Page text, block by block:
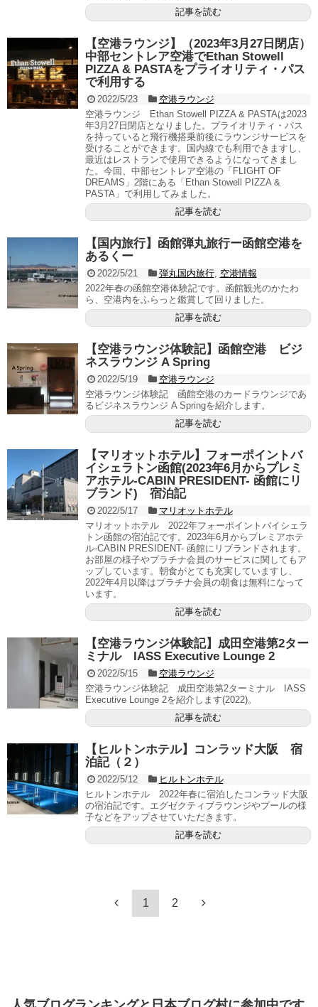
記事を読む
【空港ラウンジ】（2023年3月27日閉店）
中部セントレア空港でEthan Stowell
PIZZA & PASTAをプライオリティ・パス
で利用する
2022/5/23
空港ラウンジ
空港ラウンジ Ethan Stowell PIZZA & PASTAは2023
年3月27日閉店となりました。プライオリティ・パス
を持っていると飛行機搭乗前後にラウンジサービスを
受けることができます。国内線でも利用できますし、
最近はレストランで使用できるようになってきまし
た。今回、中部セントレア空港の「FLIGHT OF
DREAMS」2階にある「Ethan Stowell PIZZA &
PASTA」で利用してみました。
記事を読む
【国内旅行】函館弾丸旅行ー函館空港を
あるくー
2022/5/21 弾丸国内旅行, 空港情報
2022年春の函館空港体験記です。函館観光のかたわ
ら、空港内をふらっと鑑賞して回りました。
記事を読む
【空港ラウンジ体験記】函館空港 ビジ
ネスラウンジ A Spring
2022/5/19
空港ラウンジ
空港ラウンジ体験記 函館空港のカードラウンジであ
るビジネスラウンジ A Springを紹介します。
記事を読む
【マリオットホテル】フォーポイントバ
イシェラトン函館(2023年6月からプレミ
アホテル-CABIN PRESIDENT- 函館にリ
ブランド) 宿泊記
2022/5/17
マリオットホテル
マリオットホテル 2022年フォーポイントバイシェラ
トン函館の宿泊記です。2023年6月からプレミアホテ
ル-CABIN PRESIDENT- 函館にリブランドされます。
お部屋の様子やプラチナ会員のサービスに関してもア
ップしています。朝食がとても充実していますし、
2022年4月以降はプラチナ会員の朝食は無料になって
います。
記事を読む
【空港ラウンジ体験記】成田空港第2ター
ミナル IASS Executive Lounge 2
2022/5/15
空港ラウンジ
空港ラウンジ体験記 成田空港第2ターミナル IASS
Executive Lounge 2を紹介します(2022)。
記事を読む
【ヒルトンホテル】コンラッド大阪 宿
泊記（２）
2022/5/12
ヒルトンホテル
ヒルトンホテル 2022年春に宿泊したコンラッド大阪
の宿泊記です。エグゼクティブラウンジやプールの様
子などをアップさせていただきます。
記事を読む
1 2